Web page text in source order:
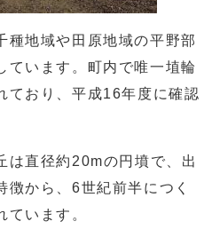
地域や田原地域の平野部
ています。町内で唯一埴輪
ており、平成16年度に確認
直径約20mの円墳で、出
徴から、6世紀前半につく
ています。